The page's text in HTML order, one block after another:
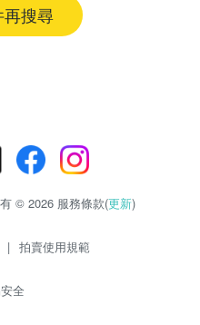
搜尋
© 2026 服務條款(更新)
| 拍賣使用規範
全